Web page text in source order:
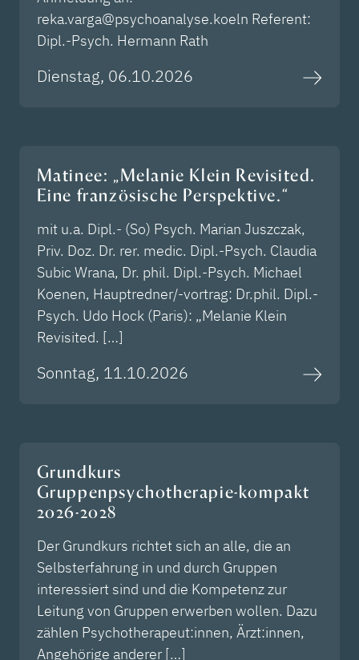
reka.varga@psychoanalyse.koeln Referent:
Dipl.-Psych. Hermann Rath
Dienstag, 06.10.2026
Matinee: „Melanie Klein Revisited.
Eine französische Perspektive.“
mit u.a. Dipl.- (So) Psych. Marian Juszczak,
Priv. Doz. Dr. rer. medic. Dipl.-Psych. Claudia
Subic Wrana, Dr. phil. Dipl.-Psych. Michael
Koenen, Hauptredner/-vortrag: Dr.phil. Dipl.-
Psych. Udo Hock (Paris): „Melanie Klein
Revisited. […]
Sonntag, 11.10.2026
Grundkurs
Gruppenpsychotherapie-kompakt
2026-2028
Der Grundkurs richtet sich an alle, die an
Selbsterfahrung in und durch Gruppen
interessiert sind und die Kompetenz zur
Leitung von Gruppen erwerben wollen. Dazu
zählen Psychotherapeut:innen, Ärzt:innen,
Angehörige anderer […]